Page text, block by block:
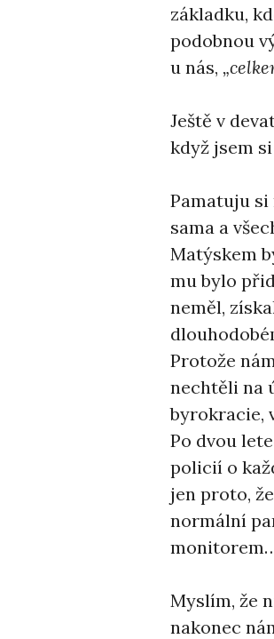
základku,
podobnou
u nás,
Ještě v
když jsem
Pamatuju si
sama a
Matýskem
mu bylo
neměl,
Protože
nechtěli na
byrokracie,
Po dvou
policií o
jen proto,
normální
Myslím, že
nakonec